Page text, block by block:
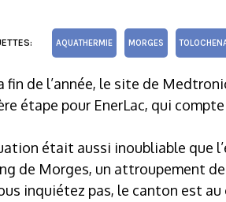
AQUATHERMIE MORGES
fin de l’année, le site de
étape pour EnerLac, qui
était aussi inoubliable que
de Morges, un attroupement
inquiétez pas, le canton est